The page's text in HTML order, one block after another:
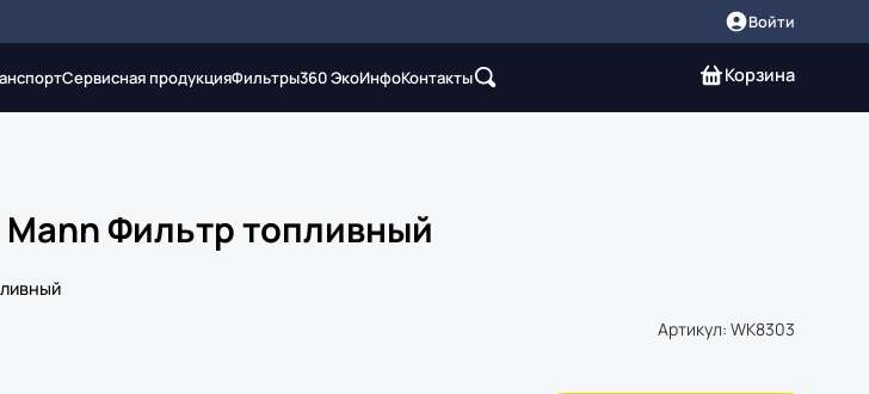
Войти
Сервисная продукцияФильтры360 ЭкоИнфоКонтакты Корзина
Фильтр топливный
Артикул: WK8303